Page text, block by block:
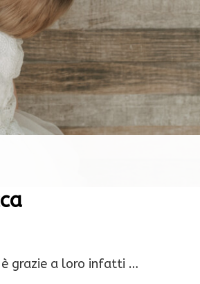
grazie a loro infatti …